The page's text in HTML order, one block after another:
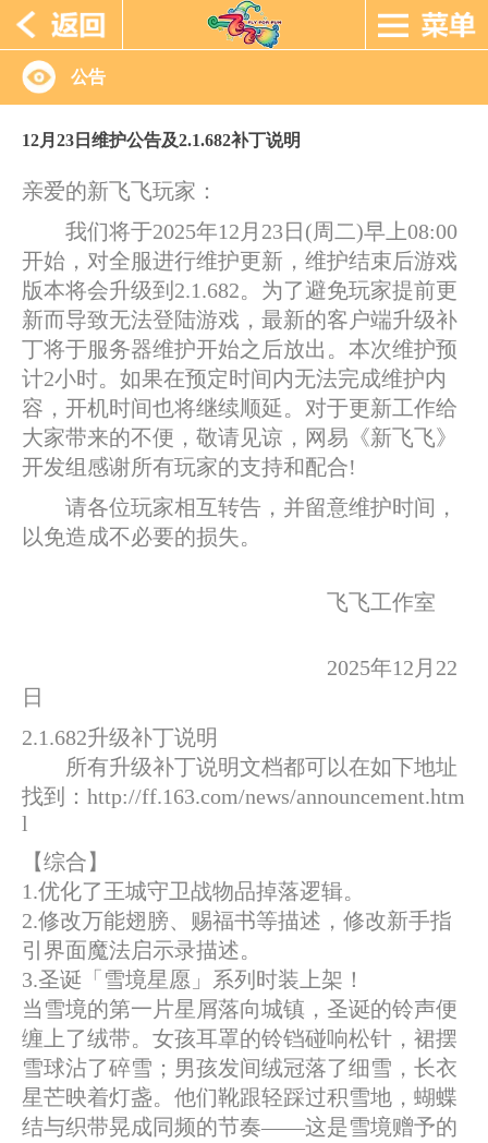
公告
12月23日维护公告及2.1.682补丁说明
亲爱的新飞飞玩家：
我们将于2025年12月23日(周二)早上08:00
开始，对全服进行维护更新，维护结束后游戏
版本将会升级到2.1.682。为了避免玩家提前更
新而导致无法登陆游戏，最新的客户端升级补
丁将于服务器维护开始之后放出。本次维护预
计2小时。如果在预定时间内无法完成维护内
容，开机时间也将继续顺延。对于更新工作给
大家带来的不便，敬请见谅，网易《新飞飞》
开发组感谢所有玩家的支持和配合!
请各位玩家相互转告，并留意维护时间，
以免造成不必要的损失。
飞飞工作室
2025年12月22
日
2.1.682升级补丁说明
所有升级补丁说明文档都可以在如下地址
找到：http://ff.163.com/news/announcement.htm
l
【综合】
1.优化了王城守卫战物品掉落逻辑。
2.修改万能翅膀、赐福书等描述，修改新手指
引界面魔法启示录描述。
3.圣诞「雪境星愿」系列时装上架！
当雪境的第一片星屑落向城镇，圣诞的铃声便
缠上了绒带。女孩耳罩的铃铛碰响松针，裙摆
雪球沾了碎雪；男孩发间绒冠落了细雪，长衣
星芒映着灯盏。他们靴跟轻踩过积雪地，蝴蝶
结与织带晃成同频的节奏——这是雪境赠予的